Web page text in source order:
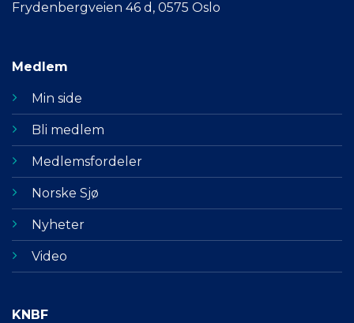
Frydenbergveien 46 d, 0575 Oslo
Medlem
Min side
Bli medlem
Medlemsfordeler
Norske Sjø
Nyheter
Video
KNBF